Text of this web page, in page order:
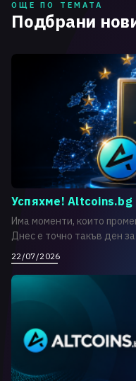
ОЩЕ ПО ТЕМАТА
Подбрани
Успяхме! Altcoins.bg
Има моменти, които
Днес е точно такъв ден
22/07/2026